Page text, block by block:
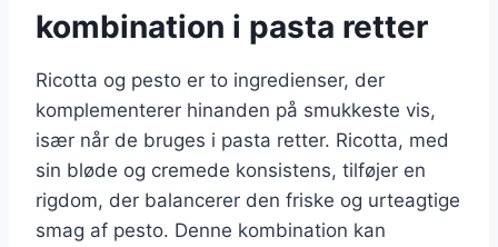
kombination i pasta retter
Ricotta og pesto er to ingredienser, der
komplementerer hinanden på smukkeste vis,
især når de bruges i pasta retter. Ricotta, med
sin bløde og cremede konsistens, tilføjer en
rigdom, der balancerer den friske og urteagtige
smag af pesto. Denne kombination kan